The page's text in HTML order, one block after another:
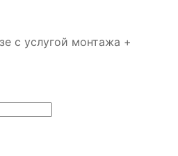
с услугой монтажа +